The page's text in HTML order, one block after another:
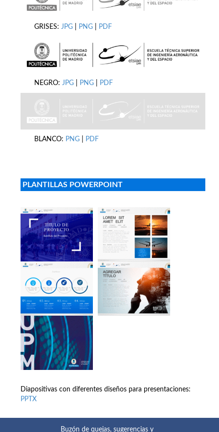
GRISES: JPG PNG PDF
NEGRO: JPG PNG PDF
BLANCO: PNG PDF
PLANTILLAS POWERPOINT
Diapositivas con diferentes diseños para presentaciones:
PPTX
Buzón de quejas, sugerencias y